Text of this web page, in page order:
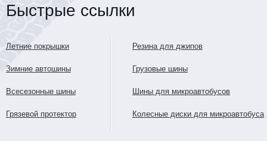
Быстрые ссылки
Летние покрышки
Зимние автошины
Всесезонные шины
Грязевой протектор
Резина для джипов
Грузовые шины
Шины для микроавтобусов
Колесные диски для микроавтобуса